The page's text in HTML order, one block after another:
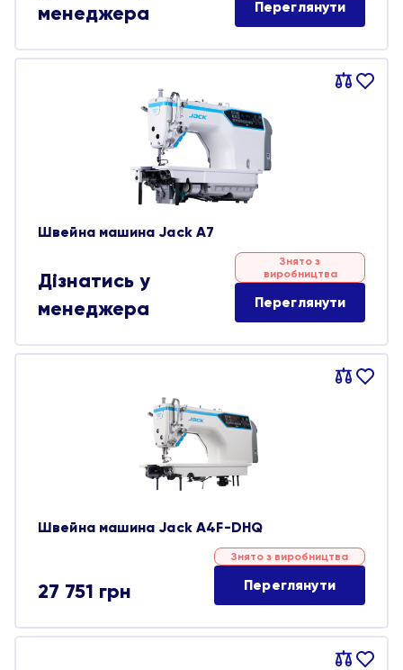
менеджера
Переглянути
Порівняти
В
Швейна машина Jack A7
Дізнатись у
менеджера
Знято з
виробництва
Переглянути
Порівняти
В
Швейна машина Jack A4F-DHQ
27 751 грн
Знято з виробництва
Переглянути
Порівняти
В